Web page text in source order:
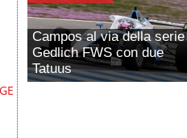
Campos al via della serie
Gedlich FWS con due
Tatuus